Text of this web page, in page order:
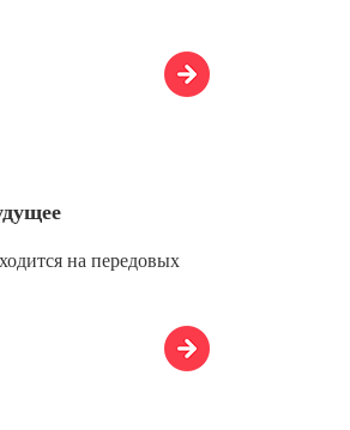
на передовых